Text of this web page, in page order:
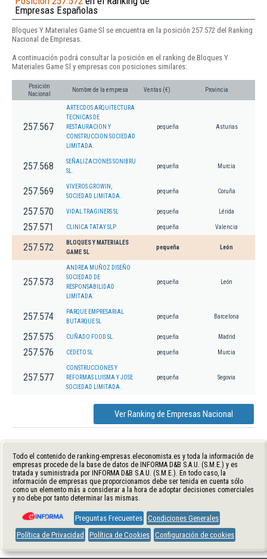
Empresas Españolas
Bloques Y Materiales Game Sl se encuentra en la posición 257.572 del Ranking
Nacional de Empresas.
A continuación podrá consultar la posición en el ranking de Bloques Y
Materiales Game Sl y empresas con posiciones similares:
Posición
Nacional
Nombre de la empresa Ventas (€) Provincia
257.567
ARTECDOS ARQUITECTURA
TECNICAS DE
RESTAURACION Y
CONSTRUCCION SOCIEDAD
LIMITADA.
pequeña Asturias
257.568
SEÑALIZACIONES SONIBRU
SL.
pequeña Murcia
257.569
VIVEROS GROWIN,
SOCIEDAD LIMITADA.
pequeña Coruña
257.570 VIDAL TRAGINERS SL pequeña Lérida
257.571 CLINICA TATAY SLP pequeña Valencia
257.572
BLOQUES Y MATERIALES
GAME SL
pequeña León
257.573
ANDREA MUÑOZ DISEÑO
SOCIEDAD DE
RESPONSABILIDAD
LIMITADA.
pequeña León
257.574
PARQUE EMPRESARIAL
BUTARQUE SL
pequeña Barcelona
257.575 CUÑADO FOOD SL. pequeña Madrid
257.576 CEDETO SL pequeña Murcia
257.577
CONSTRUCCIONES Y
REFORMAS LUISMA Y JOSE
SOCIEDAD LIMITADA.
pequeña Segovia
Ver Ranking de Empresas Nacional
Todo el contenido de ranking-empresas.eleconomista.es y toda la información de
empresas procede de la base de datos de INFORMA D&B S.A.U. (S.M.E.) y es
tratada y suministrada por INFORMA D&B S.A.U. (S.M.E.). En todo caso, la
información de empresas que proporcionamos debe ser tenida en cuenta sólo
como un elemento más a considerar a la hora de adoptar decisiones comerciales
y no debe por tanto determinar las mismas.
Preguntas Frecuentes Condiciones Generales
Política de Privacidad
Política de Cookies Configuración de cookies